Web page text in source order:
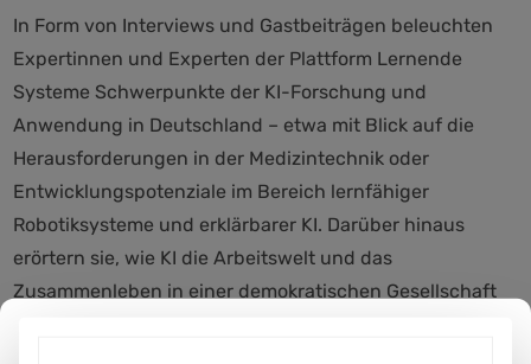
In Form von Interviews und Gastbeiträgen beleuchten
Expertinnen und Experten der Plattform Lernende
Systeme Schwerpunkte der KI-Forschung und
Anwendung in Deutschland – etwa mit Blick auf die
Herausforderungen in der Medizintechnik oder
Entwicklungspotenziale im Bereich lernfähiger
Robotiksysteme und erklärbarer KI. Darüber hinaus
erörtern sie, wie KI die Arbeitswelt und das
Zusammenleben in einer demokratischen Gesellschaft